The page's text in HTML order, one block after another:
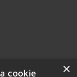
×
cookie